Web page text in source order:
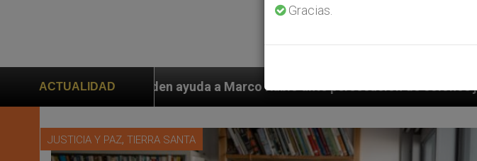
ACTUALIDAD
ayuda a Marco Rubio ante persecución de colonos judíos que afecta a
JUSTICIA Y PAZ, TIERRA SANTA
Gracias.